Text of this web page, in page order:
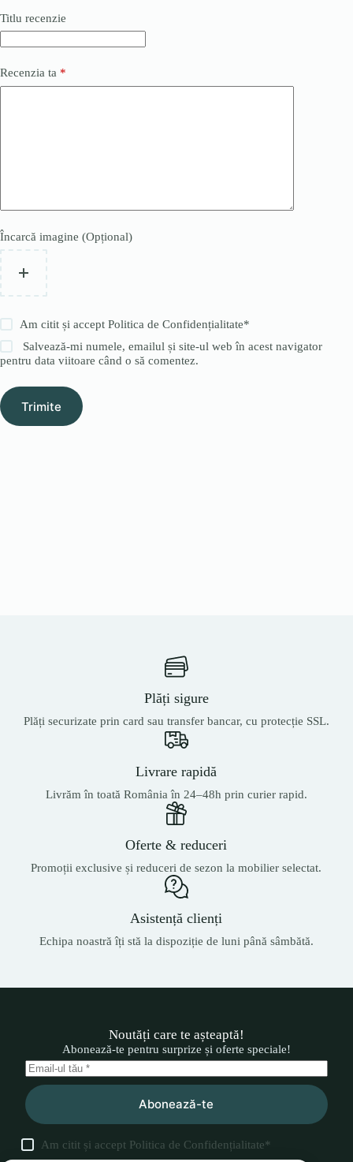
Titlu recenzie
Recenzia ta *
Încarcă imagine (Opțional)
Am citit și acceptPolitica de Confidențialitate*
Salvează-mi numele, emailul și site-ul web în acest navigator
pentru data viitoare când o să comentez.
Trimite
Plăți sigure
Plăți securizate prin card sau transfer bancar, cu protecție SSL.
Livrare rapidă
Livrăm în toată România în 24–48h prin curier rapid.
Oferte & reduceri
Promoții exclusive și reduceri de sezon la mobilier selectat.
Asistență clienți
Echipa noastră îți stă la dispoziție de luni până sâmbătă.
Noutăți care te așteaptă!
Abonează-te pentru surprize și oferte speciale!
Abonează-te
Am citit și accept Politica de Confidențialitate*